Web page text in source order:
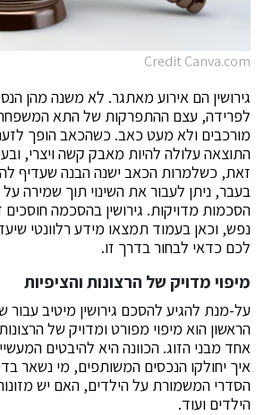
Credit Canva.com
גירושין הם אירוע מאתגר. לא משנה מהן
לפרידה, עצם ההתפרקות של התא
מורכבים ולא מעט כאב. כשהכאב הופך
התוצאה עלולה להיות מאבק קשה ויצרי,
זאת, כשלמרות הכאב ישנה הבנה שעדיף
בעבר, ניתן לעבור את השינוי תוך שמירה
הסכמות מדויקות. גירושין בהסכמה חוסכים
נפש, וכאן בעמוד תמצאו מידע רלוונטי
לכם כדאי לבחור בדרך זו.
מיפוי מדויק של הרצונות והציפיות
על-מנת להגיע להסכם גירושין מיטיב עבור
הראשון הוא מיפוי מפורט ומדויק של
אחד מבני הזוג. הכוונה היא להיבטים
איך יחולקו הנכסים המשותפים, מי נשאר
הסדרי המשמורת על הילדים, האם יש
הילדים ועוד.